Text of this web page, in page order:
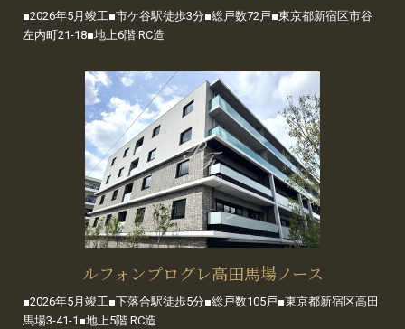
■2026年5月竣工■市ケ谷駅徒歩3分■総戸数72戸■東京都新宿区市谷
左内町21-18■地上6階 RC造
ルフォンプログレ高田馬場ノース
■2026年5月竣工■下落合駅徒歩5分■総戸数105戸■東京都新宿区高田
馬場3-41-1■地上5階 RC造